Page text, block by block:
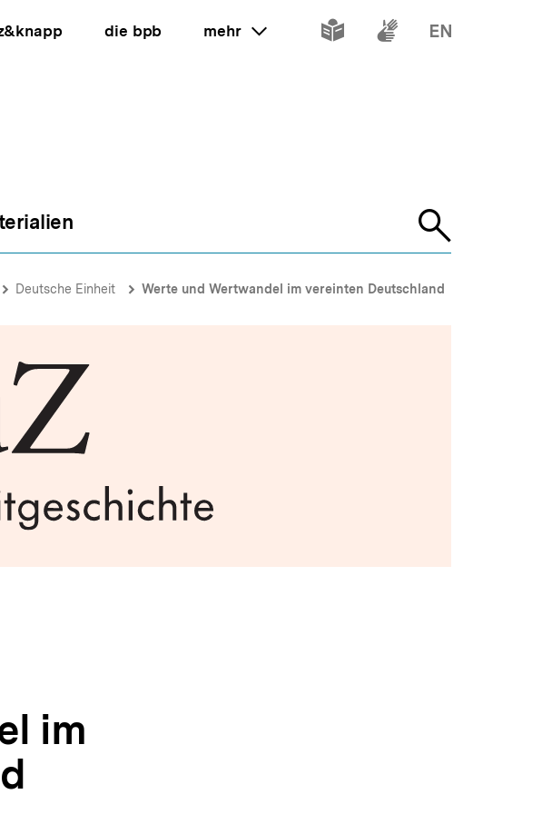
die bpb mehr ein oder ausklappen
Inhalte Inhalte
Suche
öffnen
Deutsche Einheit Werte und Wertwandel im vereinten Deutschland
im